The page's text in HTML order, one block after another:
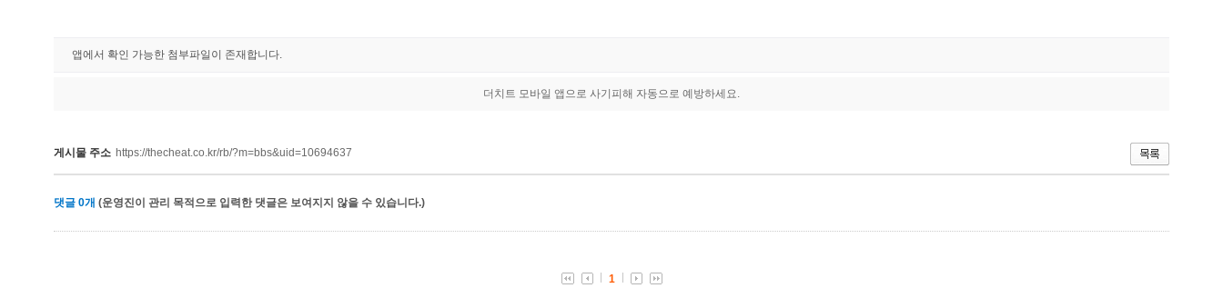
앱에서 확인 가능한 첨부파일이 존재합니다.
더치트 모바일 앱으로 사기피해 자동으로 예방하세요.
게시물 주소 https://thecheat.co.kr/rb/?m=bbs&uid=10694637
댓글 0개 (운영진이 관리 목적으로 입력한 댓글은 보여지지 않을 수 있습니다.)